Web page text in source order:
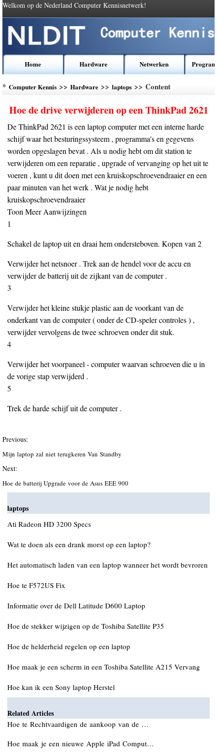
Welkom op de Nederland Computer Kennisnetwerk!
Home Hardware Netwerken
* Computer Kennis >> Hardware >> laptops >> Content
Hoe de drive verwijderen op een ThinkPad 2621
De ThinkPad 2621 is een laptop computer met een interne harde
schijf waar het besturingssysteem , programma's en gegevens
worden opgeslagen bevat . Als u nodig hebt om dit station te
verwijderen om een ​​reparatie , upgrade of vervanging op het uit te
voeren , kunt u dit doen met een kruiskopschroevendraaier en een
paar minuten van het werk . Wat je nodig hebt
kruiskopschroevendraaier
Toon Meer Aanwijzingen
1
Schakel de laptop uit en draai hem ondersteboven. Kopen van 2
Verwijder het netsnoer . Trek aan de hendel voor de accu en
verwijder de batterij uit de zijkant van de computer .
3
Verwijder het kleine stukje plastic aan de voorkant van de
onderkant van de computer ( onder de CD-speler controles ) ,
verwijder vervolgens de twee schroeven onder dit stuk.
4
Verwijder het voorpaneel - computer waarvan schroeven die u in
de vorige stap verwijderd .
5
Trek de harde schijf uit de computer .
Previous:
Mijn laptop zal niet terugkeren Van Standby
Next:
Hoe de batterij Upgrade voor de Asus EEE 900
laptops
Ati Radeon HD 3200 Specs
Wat te doen als een drank morst op een laptop?
Het automatisch laden van een laptop wanneer het wordt bevroren
Hoe te F572US Fix
Informatie over de Dell Latitude D600 Laptop
Hoe de stekker wijzigen op de Toshiba Satellite P35
Hoe de helderheid regelen op een laptop
Hoe maak je een scherm in een Toshiba Satellite A215 Vervang
Hoe kan ik een Sony laptop Herstel
Related Articles
Hoe te Rechtvaardigen de aankoop van de …
Hoe maak je een nieuwe Apple iPad Comput…